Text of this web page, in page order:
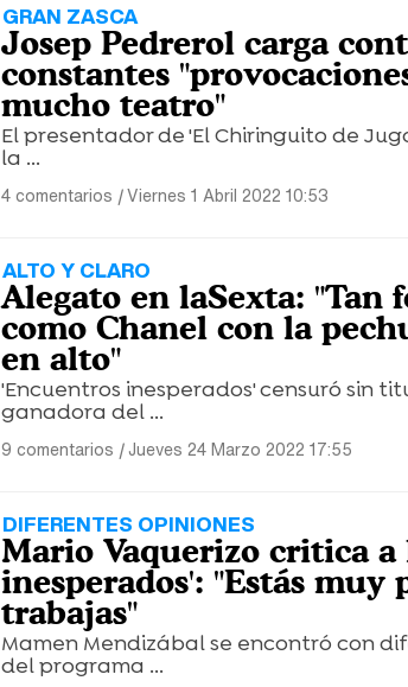
GRAN ZASCA
Josep Pedrerol carga
constantes
mucho teatro"
El presentador de 'El Chiringuito de
la ...
4 comentarios |Viernes 1 Abril 2022 10:53
ALTO Y CLARO
Alegato en laSexta: "Tan
como Chanel con la
en alto"
'Encuentros inesperados' censuró sin
ganadora del ...
9 comentarios |Jueves 24 Marzo 2022 17:55
DIFERENTES OPINIONES
Mario Vaquerizo critica a
inesperados': "Estás muy
trabajas"
Mamen Mendizábal se encontró con
del programa ...